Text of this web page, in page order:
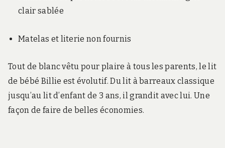
clair sablée
Matelas et literie non fournis
Tout de blanc vêtu pour plaire à tous les parents, le lit
de bébé Billie est évolutif. Du lit à barreaux classique
jusqu’au lit d’enfant de 3 ans, il grandit avec lui. Une
façon de faire de belles économies.